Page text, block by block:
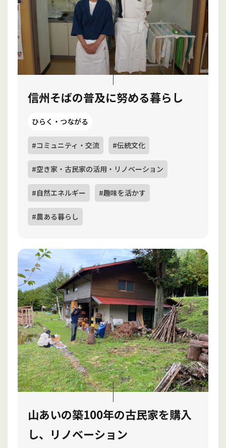
信州そばの普及に努める暮らし
ひらく・つながる
#コミュニティ・交流 #伝統文化
#空き家・古民家の活用・リノベーション
#自然エネルギー #趣味を活かす
#農ある暮らし
山あいの築100年の古民家を購入
し、リノベーション